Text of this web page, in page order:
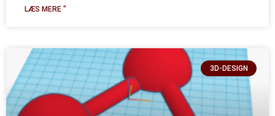
LÆS MERE "
3D-DESIGN